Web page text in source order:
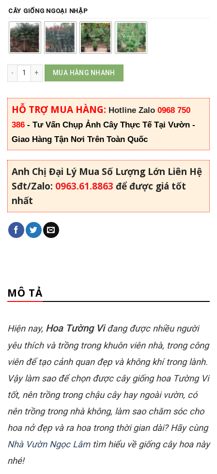
CÂY GIỐNG NGOẠI NHẬP
Hoa Tường Vi số lượng
MUA HÀNG NHANH
HỖ TRỢ MUA HÀNG: Hotline Zalo 0968 750
386 - Tư Vấn Chụp Ảnh Cây Thực Tế Tại Vườn -
Giao Hàng Tận Nơi Trên Toàn Quốc
Anh Chị Đại Lý Mua Số Lượng Lớn Liên Hệ
Sđt/Zalo: 0963.61.8863 để được giá tốt
nhất
MÔ TẢ
Hiện nay, Hoa Tường Viđang được nhiều người
yêu thích và trồng trong khuôn viên nhà, trong công
viên để tạo cảnh quan đẹp và không khí trong lành.
Vậy làm sao để chọn được cây giống hoa Tường Vi
tốt, nên trồng trong chậu cây hay ngoài vườn, có
nên trồng trong nhà không, làm sao chăm sóc cho
hoa nở đẹp và ra hoa trong thời gian dài? Hãy cùng
Nhà Vườn Ngọc Lâmtìm hiểu về giống cây hoa này
nhé!